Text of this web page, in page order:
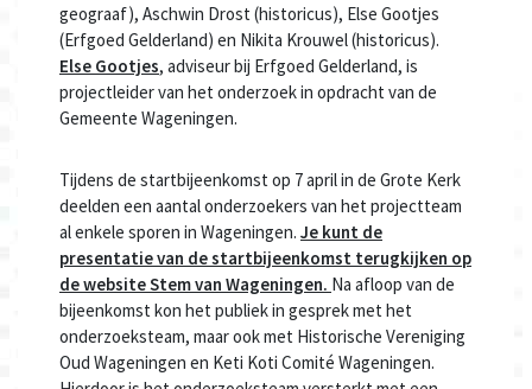
geograaf), Aschwin Drost (historicus), Else Gootjes
(Erfgoed Gelderland) en Nikita Krouwel (historicus).
Else Gootjes, adviseur bij Erfgoed Gelderland, is
projectleider van het onderzoek in opdracht van de
Gemeente Wageningen.
Tijdens de startbijeenkomst op 7 april in de Grote Kerk
deelden een aantal onderzoekers van het projectteam
al enkele sporen in Wageningen. Je kunt de
presentatie van de startbijeenkomst terugkijken op
de website Stem van Wageningen. Na afloop van de
bijeenkomst kon het publiek in gesprek met het
onderzoeksteam, maar ook met Historische Vereniging
Oud Wageningen en Keti Koti Comité Wageningen.